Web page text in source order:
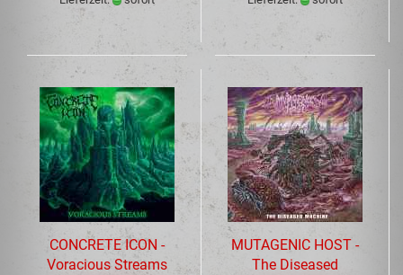
CONCRETE ICON -
Voracious Streams
MUTAGENIC HOST -
The Diseased